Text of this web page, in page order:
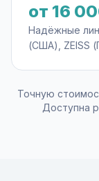
от 16
Надёжные
(США), ZEISS
Точную
Доступна